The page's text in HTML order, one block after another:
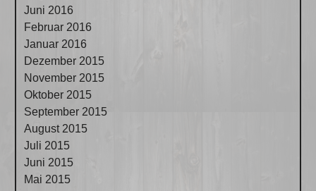
Juni 2016
Februar 2016
Januar 2016
Dezember 2015
November 2015
Oktober 2015
September 2015
August 2015
Juli 2015
Juni 2015
Mai 2015